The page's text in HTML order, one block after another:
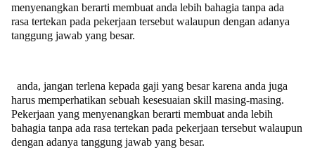
menyenangkan berarti membuat anda lebih bahagia tanpa ada
rasa tertekan pada pekerjaan tersebut walaupun dengan adanya
tanggung jawab yang besar.
anda, jangan terlena kepada gaji yang besar karena anda juga
harus memperhatikan sebuah kesesuaian skill masing-masing.
Pekerjaan yang menyenangkan berarti membuat anda lebih
bahagia tanpa ada rasa tertekan pada pekerjaan tersebut walaupun
dengan adanya tanggung jawab yang besar.